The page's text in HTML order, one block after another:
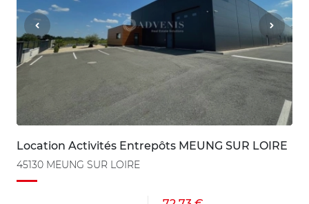
Location Activités Entrepôts MEUNG SUR LOIRE
45130 MEUNG SUR LOIRE